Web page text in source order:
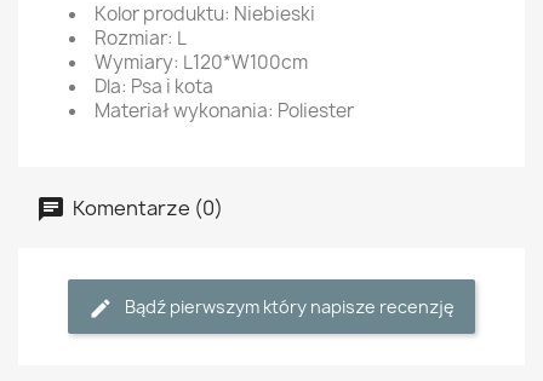
Kolor produktu: Niebieski
Rozmiar: L
Wymiary: L120*W100cm
Dla: Psa i kota
Materiał wykonania: Poliester
Komentarze (0)
Bądź pierwszym który napisze recenzję